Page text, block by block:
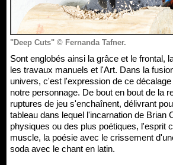
"Deep Cuts" © Fernanda Tafner.
Sont englobés ainsi la grâce et le frontal, la légèreté et la force,
les travaux manuels et l'Art. Dans la
univers, c'est l'expression de ce
notre personnage. De bout en bout de la
ruptures de jeu s'enchaînent, délivrant
tableau dans lequel l'incarnation de Brian
physiques ou des plus poétiques, l'esprit
muscle, la poésie avec le crissement
soda avec le chant en latin.